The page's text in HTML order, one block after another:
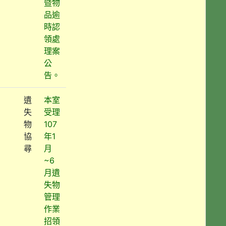
暨物
品逾
時認
領處
理案
公
告。
遺
失
物
協
尋
本室
受理
107
年1
月
~6
月遺
失物
管理
作業
招領